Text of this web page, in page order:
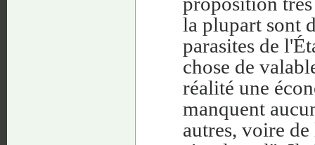
la plupart sont
parasites de
chose de
réalité une
manquent
autres, voire